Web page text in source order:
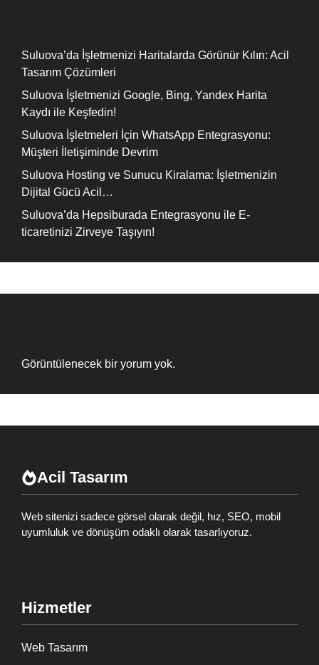
Suluova’da İşletmenizi Haritalarda Görünür Kılın: Acil
Tasarım Çözümleri
Suluova İşletmenizi Google, Bing, Yandex Harita
Kaydı ile Keşfedin!
Suluova İşletmeleri İçin WhatsApp Entegrasyonu:
Müşteri İletişiminde Devrim
Suluova Hosting ve Sunucu Kiralama: İşletmenizin
Dijital Gücü Acil…
Suluova’da Hepsiburada Entegrasyonu ile E-
ticaretinizi Zirveye Taşıyın!
Görüntülenecek bir yorum yok.
Acil Tasarım
Web sitenizi sadece görsel olarak değil, hız, SEO, mobil
uyumluluk ve dönüşüm odaklı olarak tasarlıyoruz.
Hizmetler
Web Tasarım